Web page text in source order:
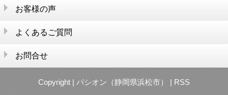
お客様の声
よくあるご質問
お問合せ
Copyright | パシオン（静岡県浜松市） | RSS